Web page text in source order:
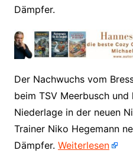
Dämpfer.
​Der Nachwuchs vom
beim TSV Meerbusch
Niederlage in der neuen
Trainer Niko Hegemann
Dämpfer. Weiterlesen